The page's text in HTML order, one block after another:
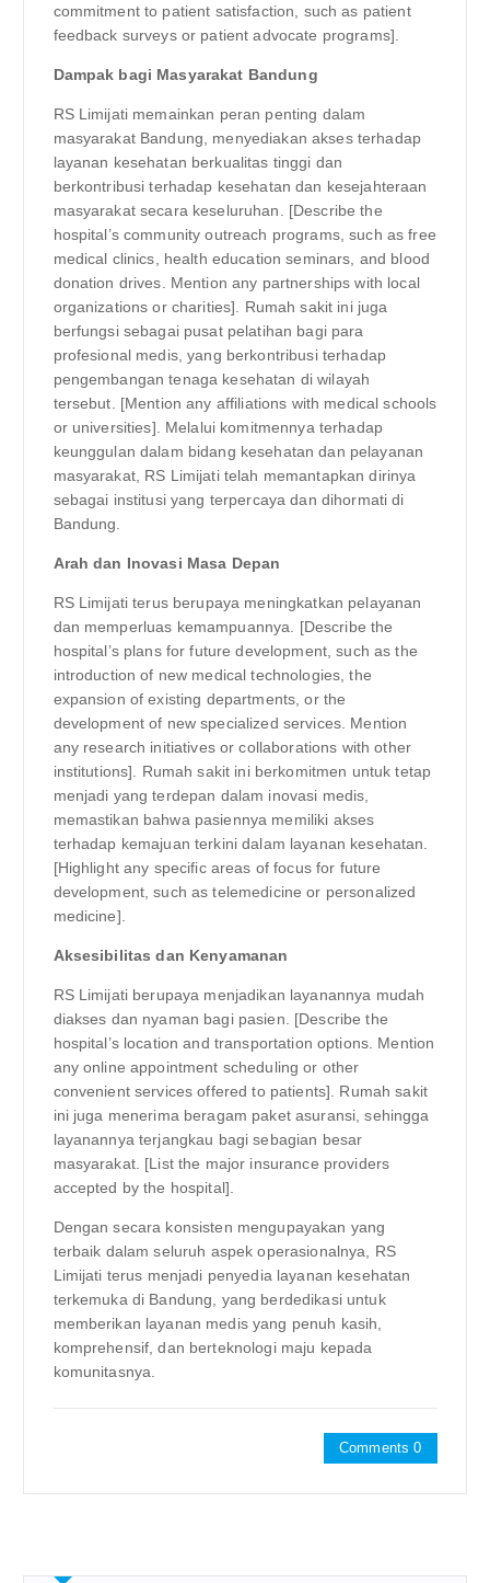
commitment to patient satisfaction, such as patient
feedback surveys or patient advocate programs].
Dampak bagi Masyarakat Bandung
RS Limijati memainkan peran penting dalam
masyarakat Bandung, menyediakan akses terhadap
layanan kesehatan berkualitas tinggi dan
berkontribusi terhadap kesehatan dan kesejahteraan
masyarakat secara keseluruhan. [Describe the
hospital’s community outreach programs, such as free
medical clinics, health education seminars, and blood
donation drives. Mention any partnerships with local
organizations or charities]. Rumah sakit ini juga
berfungsi sebagai pusat pelatihan bagi para
profesional medis, yang berkontribusi terhadap
pengembangan tenaga kesehatan di wilayah
tersebut. [Mention any affiliations with medical schools
or universities]. Melalui komitmennya terhadap
keunggulan dalam bidang kesehatan dan pelayanan
masyarakat, RS Limijati telah memantapkan dirinya
sebagai institusi yang terpercaya dan dihormati di
Bandung.
Arah dan Inovasi Masa Depan
RS Limijati terus berupaya meningkatkan pelayanan
dan memperluas kemampuannya. [Describe the
hospital’s plans for future development, such as the
introduction of new medical technologies, the
expansion of existing departments, or the
development of new specialized services. Mention
any research initiatives or collaborations with other
institutions]. Rumah sakit ini berkomitmen untuk tetap
menjadi yang terdepan dalam inovasi medis,
memastikan bahwa pasiennya memiliki akses
terhadap kemajuan terkini dalam layanan kesehatan.
[Highlight any specific areas of focus for future
development, such as telemedicine or personalized
medicine].
Aksesibilitas dan Kenyamanan
RS Limijati berupaya menjadikan layanannya mudah
diakses dan nyaman bagi pasien. [Describe the
hospital’s location and transportation options. Mention
any online appointment scheduling or other
convenient services offered to patients]. Rumah sakit
ini juga menerima beragam paket asuransi, sehingga
layanannya terjangkau bagi sebagian besar
masyarakat. [List the major insurance providers
accepted by the hospital].
Dengan secara konsisten mengupayakan yang
terbaik dalam seluruh aspek operasionalnya, RS
Limijati terus menjadi penyedia layanan kesehatan
terkemuka di Bandung, yang berdedikasi untuk
memberikan layanan medis yang penuh kasih,
komprehensif, dan berteknologi maju kepada
komunitasnya.
Comments 0